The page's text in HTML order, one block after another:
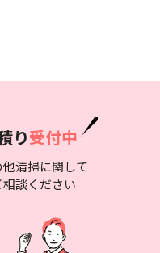
り受付中
清掃に関して
談ください